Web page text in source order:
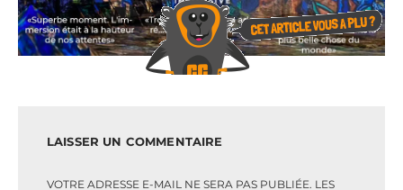
LAISSER UN COMMENTAIRE
VOTRE ADRESSE E-MAIL NE SERA PAS PUBLIÉE. LES